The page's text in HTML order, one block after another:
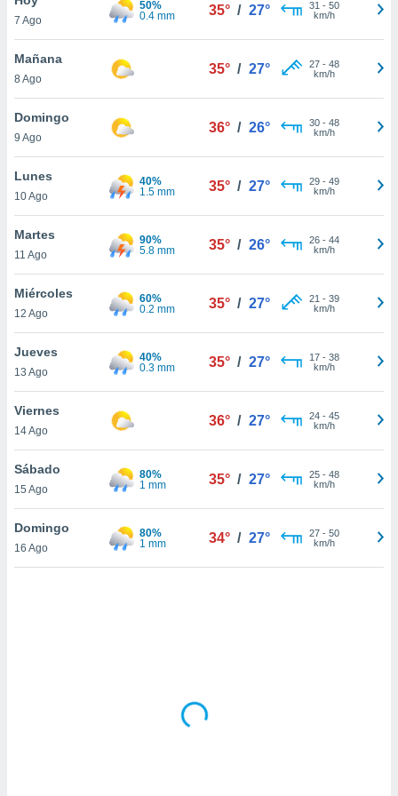
en
más
nuestra
de
cookies
aceptar
En
de que
el sitio
se
7 Ago
50%
0.4 mm
35° / 27° 31 - 50
km/h
Mañana
8 Ago
35° / 27° 27- 48
km/h
Domingo
9 Ago
36° / 26° 30- 48
km/h
Lunes
10 Ago
40%
1.5 mm
35° / 27° 29- 49
km/h
Martes
11 Ago
90%
5.8 mm
35° / 26° 26- 44
km/h
Miércoles
12 Ago
60%
0.2 mm
35° / 27° 21 - 39
km/h
Jueves
13 Ago
40%
0.3 mm
35° / 27° 17- 38
km/h
Viernes
14 Ago
36° / 27° 24- 45
km/h
Sábado
15 Ago
80%
1 mm
35° / 27° 25- 48
km/h
Domingo
16 Ago
80%
1 mm
34° / 27° 27- 50
km/h